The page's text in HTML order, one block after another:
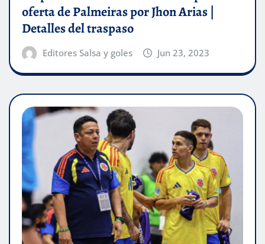
oferta de Palmeiras por Jhon Arias |
Detalles del traspaso
Editores Salsa y goles Jun 23, 2023